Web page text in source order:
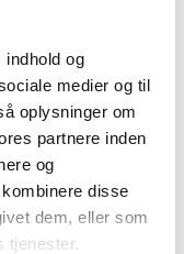
og
medier og til
oplysninger om
partnere inden
og
disse
dem, eller som
tjenester.